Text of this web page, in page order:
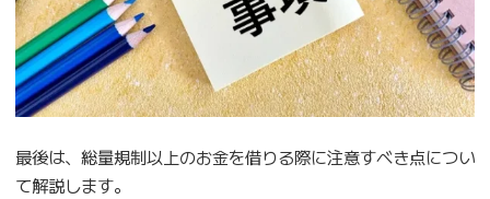
最後は、総量規制以上のお金を借りる際に注意すべき点につい
て解説します。